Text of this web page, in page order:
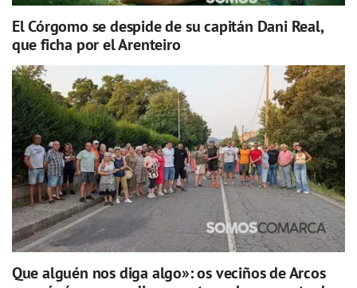
El Córgomo se despide de su capitán Dani Real,
que ficha por el Arenteiro
Que alguén nos diga algo»: os veciños de Arcos